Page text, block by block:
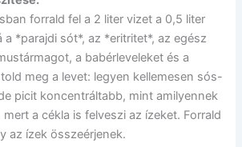
forrald fel a 2 liter vizet a 0,5 liter
a *parajdi sót*, az *eritritet*, az egész
a babérleveleket és a
meg a levet: legyen kellemesen sós-
picit koncentráltabb, mint amilyennek
a cékla is felveszi az ízeket. Forrald
az ízek összeérjenek.